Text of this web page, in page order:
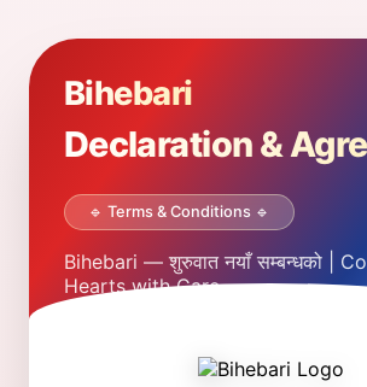
Bihebari
Declaration &
🔹 Terms & Conditions 🔹
Bihebari — शुरुवात नयाँ सम्बन्धको |
Hearts with Care.